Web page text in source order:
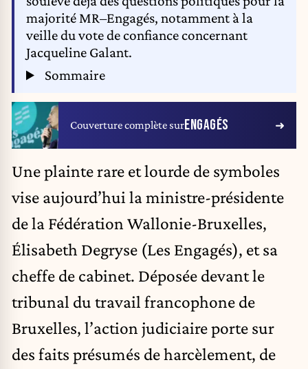
majorité MR–Engagés, notamment à la
veille du vote de confiance concernant
Jacqueline Galant.
Sommaire
Couverture complète surENGAGÉS
Une plainte rare et lourde de symboles
vise aujourd’hui la ministre-présidente
de la Fédération Wallonie-Bruxelles,
Élisabeth Degryse (Les Engagés), et sa
cheffe de cabinet. Déposée devant le
tribunal du travail francophone de
Bruxelles, l’action judiciaire porte sur
des faits présumés de harcèlement, de